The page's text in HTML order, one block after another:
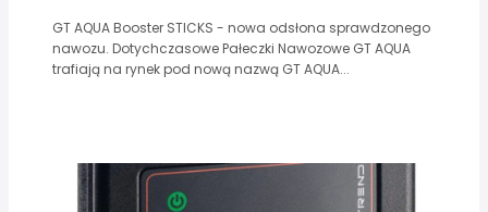
GT AQUA Booster STICKS - nowa odsłona sprawdzonego
nawozu. Dotychczasowe Pałeczki Nawozowe GT AQUA
trafiają na rynek pod nową nazwą GT AQUA...